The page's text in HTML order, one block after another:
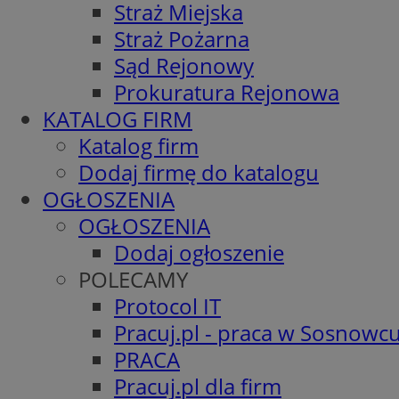
Straż Miejska
Straż Pożarna
Sąd Rejonowy
Prokuratura Rejonowa
KATALOG FIRM
Katalog firm
Dodaj firmę do katalogu
OGŁOSZENIA
OGŁOSZENIA
Dodaj ogłoszenie
POLECAMY
Protocol IT
Pracuj.pl - praca w
PRACA
Pracuj.pl dla firm